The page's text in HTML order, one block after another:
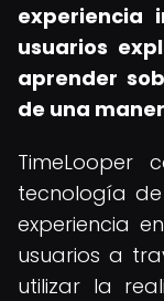
experiencia
usuarios
aprender
de una
TimeLooper
tecnología
experiencia
usuarios a
utilizar la